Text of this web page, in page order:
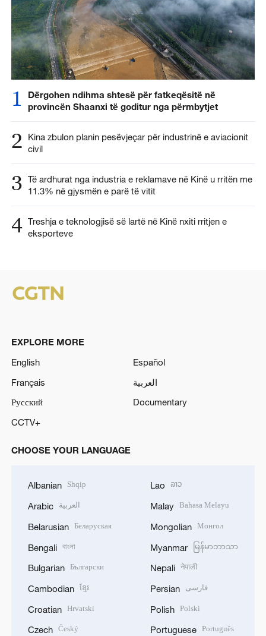
1
Dërgohen ndihma shtesë për fatkeqësitë në
provincën Shaanxi të goditur nga përmbytjet
2
Kina zbulon planin pesëvjeçar për industrinë e aviacionit
civil
3 Të ardhurat nga industria e reklamave në Kinë u rritën me
11.3% në gjysmën e parë të vitit
4 Treshja e teknologjisë së lartë në Kinë nxiti rritjen e
eksporteve
EXPLORE MORE
English
Español
Français
العربية
Русский
Documentary
CCTV+
CHOOSE YOUR LANGUAGE
Albanian Shqip
Arabic العربية
Belarusian Беларуская
Bengali বাংলা
Bulgarian Български
Cambodian ខ្មែរ
Croatian Hrvatski
Czech Český
Lao ລາວ
Malay Bahasa Melayu
Mongolian Монгол
Myanmar မြန်မာဘာသာ
Nepali नेपाली
Persian فارسی
Polish Polski
Portuguese Português